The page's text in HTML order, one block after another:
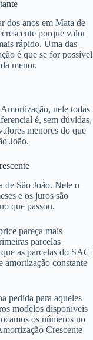
dos anos em Mata de
porque valor
rápido. Uma das
é que se for possível
menor.
nele todas
é, sem dúvidas,
menores do que
João.
de São João. Nele o
e os juros são
que passou.
pareça mais
parcelas
as parcelas do SAC
amortização constante
pedida para aqueles
modelos disponíveis
os números no
Crescente